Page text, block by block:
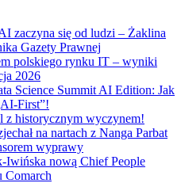
zaczyna się od ludzi – Żaklina
Gazety Prawnej
polskiego rynku IT – wyniki
2026
Science Summit AI Edition: Jak
First”!
z historycznym wyczynem!
na nartach z Nanga Parbat
wyprawy
Iwińska nową Chief People
Comarch